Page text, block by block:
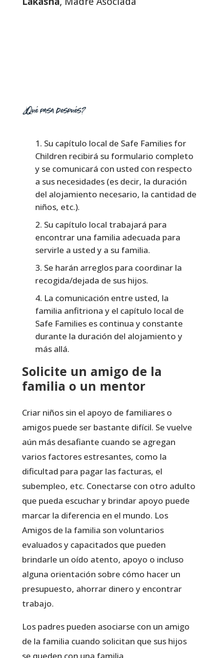
¿Qué pasa después?
Su capítulo local de Safe Families for
Children recibirá su formulario completo
y se comunicará con usted con respecto
a sus necesidades (es decir, la duración
del alojamiento necesario, la cantidad de
niños, etc.).
Su capítulo local trabajará para
encontrar una familia adecuada para
servirle a usted y a su familia.
Se harán arreglos para coordinar la
recogida/dejada de sus hijos.
La comunicación entre usted, la
familia anfitriona y el capítulo local de
Safe Families es continua y constante
durante la duración del alojamiento y
más allá.
Solicite un amigo de la
familia o un mentor
Criar niños sin el apoyo de familiares o
amigos puede ser bastante difícil. Se vuelve
aún más desafiante cuando se agregan
varios factores estresantes, como la
dificultad para pagar las facturas, el
subempleo, etc. Conectarse con otro adulto
que pueda escuchar y brindar apoyo puede
marcar la diferencia en el mundo. Los
Amigos de la familia son voluntarios
evaluados y capacitados que pueden
brindarle un oído atento, apoyo o incluso
alguna orientación sobre cómo hacer un
presupuesto, ahorrar dinero y encontrar
trabajo.
Los padres pueden asociarse con un amigo
de la familia cuando solicitan que sus hijos
se queden con una familia